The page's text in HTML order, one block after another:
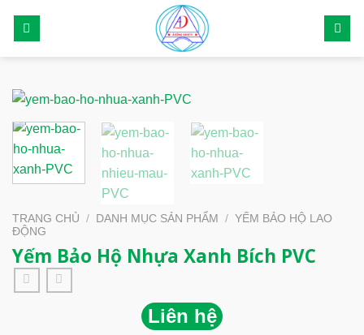
TRANG CHỦ / DANH MỤC SẢN PHẨM / YẾM BẢO HỘ LAO
ĐỘNG
Yếm Bảo Hộ Nhựa Xanh Bích PVC
Liên hệ